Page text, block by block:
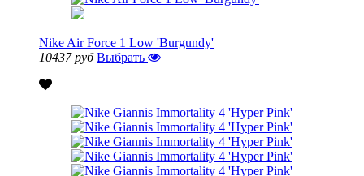
Nike Air Force 1 Low 'Burgundy'
10437 руб Выбрать